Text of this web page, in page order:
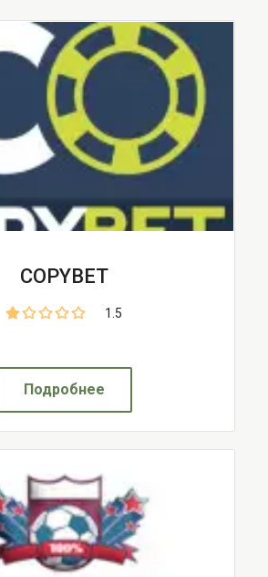
COPYBET
1.5
Подробнее